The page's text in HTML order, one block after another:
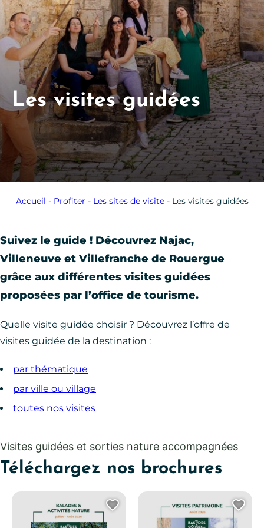
Les visites guidées
Accueil - Profiter - Les sites de visite- Les visites guidées
Suivez le guide ! Découvrez Najac,
Villeneuve et Villefranche de Rouergue
grâce aux différentes visites guidées
proposées par l’office de tourisme.
Quelle visite guidée choisir ? Découvrez l’offre de
visites guidée de la destination :
par thématique
par ville ou village
toutes nos visites
Visites guidées et sorties nature accompagnées
Téléchargez nos brochures
Ajouter cette page au